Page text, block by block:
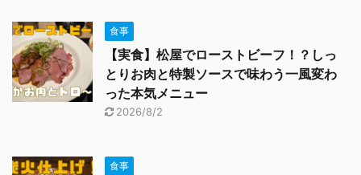
食事
【実食】松屋でローストビーフ！？しっ
とりお肉と特製ソースで味わう一風変わ
った本気メニュー
2026/8/2
食事